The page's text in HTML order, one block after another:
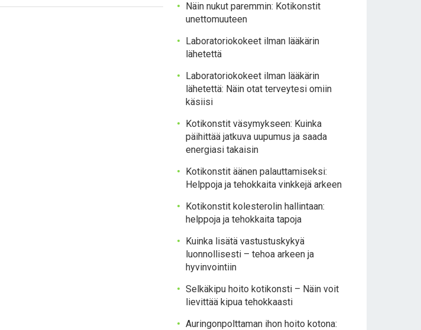
Näin nukut paremmin: Kotikonstit
unettomuuteen
Laboratoriokokeet ilman lääkärin
lähetettä
Laboratoriokokeet ilman lääkärin
lähetettä: Näin otat terveytesi omiin
käsiisi
Kotikonstit väsymykseen: Kuinka
päihittää jatkuva uupumus ja saada
energiasi takaisin
Kotikonstit äänen palauttamiseksi:
Helppoja ja tehokkaita vinkkejä arkeen
Kotikonstit kolesterolin hallintaan:
helppoja ja tehokkaita tapoja
Kuinka lisätä vastustuskykyä
luonnollisesti – tehoa arkeen ja
hyvinvointiin
Selkäkipu hoito kotikonsti – Näin voit
lievittää kipua tehokkaasti
Auringonpolttaman ihon hoito kotona: